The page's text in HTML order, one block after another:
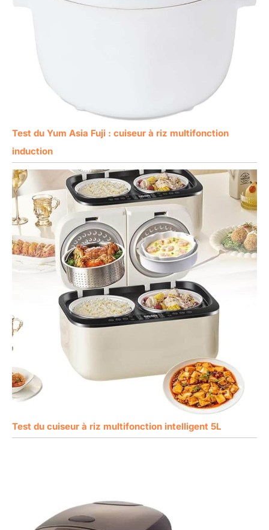
Test du Yum Asia Fuji : cuiseur à riz multifonction
induction
Test du cuiseur à riz multifonction intelligent 5L